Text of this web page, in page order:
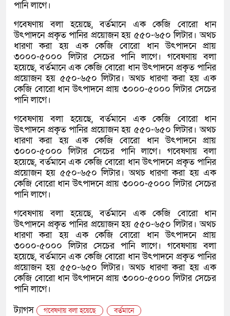
পানি লাগে।
গবেষণায় বলা হয়েছে, বর্তমানে এক কেজি বোরো ধান
উৎপাদনে প্রকৃত পানির প্রয়োজন হয় ৫৫০-৬৫০ লিটার। অথচ
ধারণা করা হয় এক কেজি বোরো ধান উৎপাদনে প্রায়
৩০০০-৫০০০ লিটার সেচের পানি লাগে। গবেষণায় বলা
হয়েছে, বর্তমানে এক কেজি বোরো ধান উৎপাদনে প্রকৃত পানির
প্রয়োজন হয় ৫৫০-৬৫০ লিটার। অথচ ধারণা করা হয় এক
কেজি বোরো ধান উৎপাদনে প্রায় ৩০০০-৫০০০ লিটার সেচের
পানি লাগে।
গবেষণায় বলা হয়েছে, বর্তমানে এক কেজি বোরো ধান
উৎপাদনে প্রকৃত পানির প্রয়োজন হয় ৫৫০-৬৫০ লিটার। অথচ
ধারণা করা হয় এক কেজি বোরো ধান উৎপাদনে প্রায়
৩০০০-৫০০০ লিটার সেচের পানি লাগে। গবেষণায় বলা
হয়েছে, বর্তমানে এক কেজি বোরো ধান উৎপাদনে প্রকৃত পানির
প্রয়োজন হয় ৫৫০-৬৫০ লিটার। অথচ ধারণা করা হয় এক
কেজি বোরো ধান উৎপাদনে প্রায় ৩০০০-৫০০০ লিটার সেচের
পানি লাগে।
গবেষণায় বলা হয়েছে, বর্তমানে এক কেজি বোরো ধান
উৎপাদনে প্রকৃত পানির প্রয়োজন হয় ৫৫০-৬৫০ লিটার। অথচ
ধারণা করা হয় এক কেজি বোরো ধান উৎপাদনে প্রায়
৩০০০-৫০০০ লিটার সেচের পানি লাগে। গবেষণায় বলা
হয়েছে, বর্তমানে এক কেজি বোরো ধান উৎপাদনে প্রকৃত পানির
প্রয়োজন হয় ৫৫০-৬৫০ লিটার। অথচ ধারণা করা হয় এক
কেজি বোরো ধান উৎপাদনে প্রায় ৩০০০-৫০০০ লিটার সেচের
পানি লাগে।
ট্যাগস
গবেষণায় বলা হয়েছে বর্তমানে